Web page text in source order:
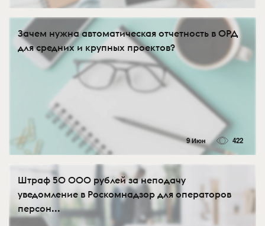
Зачем нужна автоматическая отчетность в ОРД
для средних и крупных проектов?
9 Июн 422
Штраф 50 000 рублей за неподачу
уведомление в Роскомнадзор для операторов
персон...